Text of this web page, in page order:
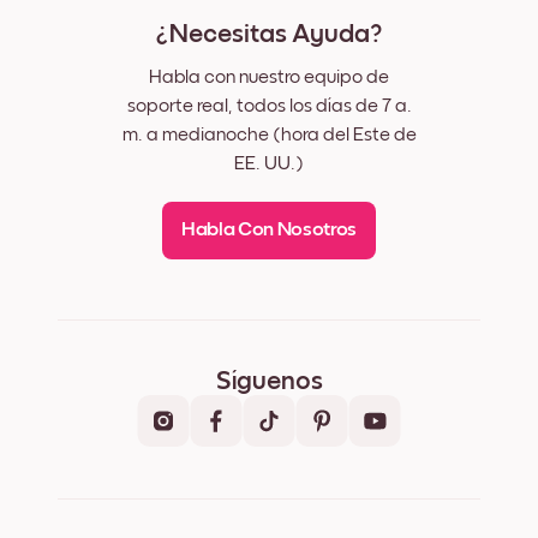
¿Necesitas Ayuda?
Habla con nuestro equipo de
soporte real, todos los días de 7 a.
m. a medianoche (hora del Este de
EE. UU.)
Habla Con Nosotros
Síguenos